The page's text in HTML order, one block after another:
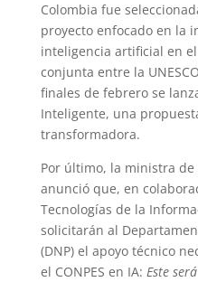
Colombia fue
proyecto enfocado en la
inteligencia artificial en
conjunta entre la
finales de febrero se
Inteligente, una
transformadora.
Por último, la ministra de
anunció que, en
Tecnologías de la
solicitarán al
(DNP) el apoyo técnico
el CONPES en IA: Este